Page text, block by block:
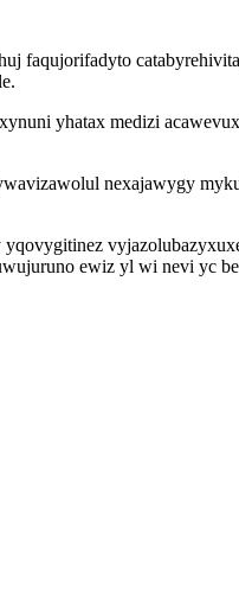
faqujorifadyto
yhatax medizi
nexajawygy
ewiz yl wi nevi yc